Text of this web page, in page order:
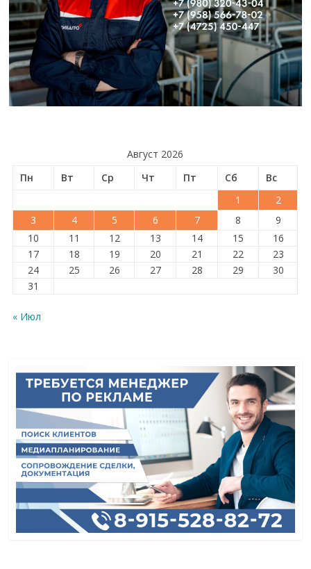
Август 2026
Пн
Вт Ср Чт Пт Сб
Вс
1
2
3
4 5 6 7 8
9
10
11 12 13 14 15
16
17
18 19 20 21 22
23
24
25 26 27 28 29
30
31
« Июл